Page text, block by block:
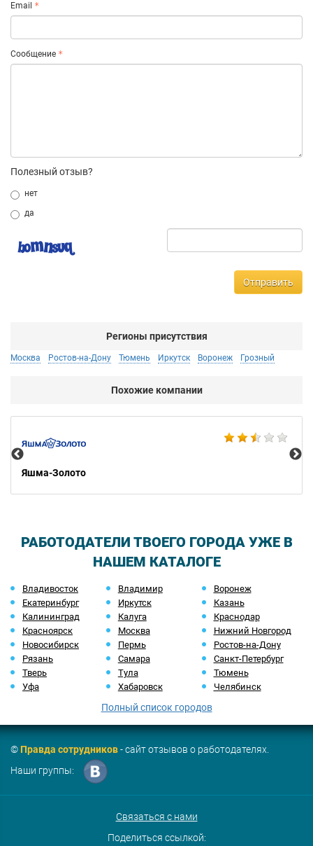
Email
Сообщение
Полезный отзыв?
нет
да
Отправить
Регионы присутствия
Москва Ростов-на-Дону Тюмень Иркутск Воронеж Грозный
Похожие компании
Яшма-Золото
РАБОТОДАТЕЛИ ТВОЕГО ГОРОДА УЖЕ В
НАШЕМ КАТАЛОГЕ
Владивосток Владимир
Воронеж
Екатеринбург
Иркутск
Казань
Калининград
Калуга
Краснодар
Красноярск
Москва
Нижний Новгород
Новосибирск
Пермь
Ростов-на-Дону
Рязань
Самара
Санкт-Петербург
Тверь
Тула
Тюмень
Уфа
Хабаровск Челябинск
Полный список городов
©Правда сотрудников- сайт отзывов о работодателях.
Наши группы:
Связаться с нами
Поделиться ссылкой: